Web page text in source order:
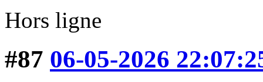
Hors ligne
#87 06-05-2026